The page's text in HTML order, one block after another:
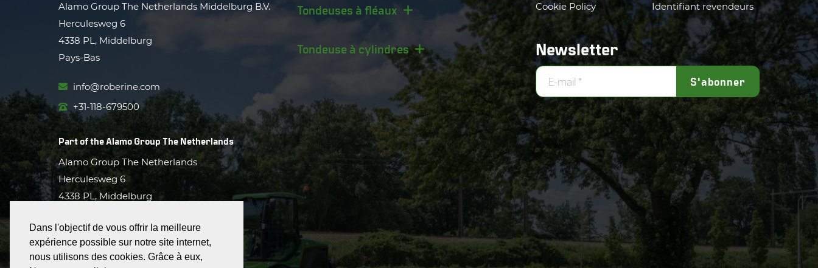
Dans l'objectif de vous offrir la meilleure
expérience possible sur notre site internet,
nous utilisons des cookies. Grâce à eux,
Alamo Group The Netherlands Middelburg B.V.
Herculesweg 6
4338 PL, Middelburg
Pays-Bas
info@roberine.com
+31-118-679500
Part of theAlamo Group The Netherlands
Alamo Group The Netherlands
Herculesweg 6
4338 PL, Middelburg
+31-118-679500
alamo-groupnl.com
Tondeuses à fléaux
Tondeuse à cylindres
Cookie Policy Identifiant revendeurs
Newsletter
S'abonner